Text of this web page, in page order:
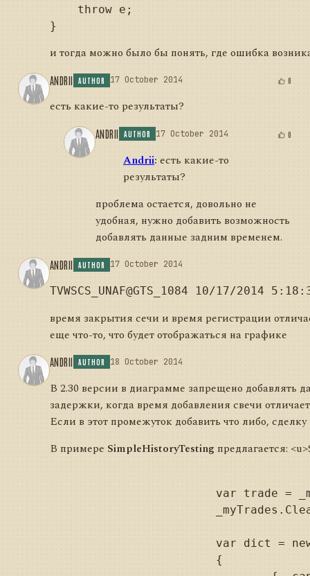
    throw e;
и тогда можно было бы понять, где ошибка
ANDRII AUTHOR 17 October 2014 0
есть какие-то результаты?
ANDRII AUTHOR 17 October 2014 0
Andrii: есть какие-то
результаты?
проблема остается, довольно не
удобная, нужно добавить возможность
добавлять данные задним временем.
ANDRII AUTHOR 17 October 2014
время закрытия сечи и время регистрации
еще что-то, что будет отображаться на графике
ANDRII AUTHOR 18 October 2014
В 2.30 версии в диаграмме запрещено добавлять
задержки, когда время добавления свечи
Если в этот промежуток добавить что либо,
В примере SimpleHistoryTesting предлагается: